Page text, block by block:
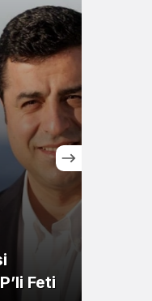
Feti